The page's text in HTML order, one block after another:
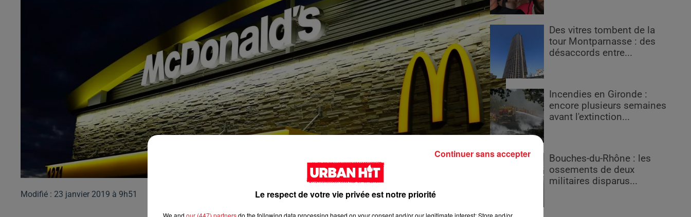
Modifié : 23 janvier 2019 à 9h51
Des vitres tombent de la
tour Montparnasse : des
désaccords entre...
Incendies en Gironde :
encore plusieurs semaines
avant l'extinction...
Bouches-du-Rhône : les
ossements de deux
militaires disparus...
Le respect de votre vie privée est notre priorité
We and our (447) partnersdo the following data processing based on your consent and/or our legitimate interest: Store and/or
Continuer sans accepter